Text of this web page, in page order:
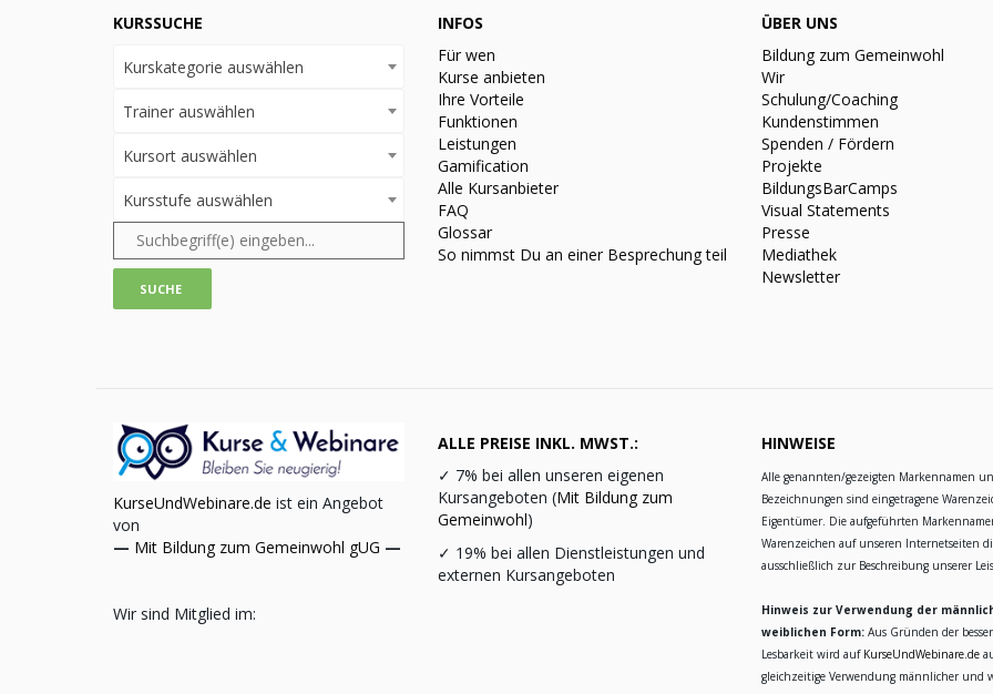
KURSSUCHE
Kurskategorie auswählen
Trainer auswählen
Kursort auswählen
Kursstufe auswählen
INFOS
Für wen
Kurse anbieten
Ihre Vorteile
Funktionen
Leistungen
Gamification
Alle Kursanbieter
FAQ
Glossar
So nimmst Du an einer Besprechung teil
ÜBER UNS
Bildung zum Gemeinwohl
Wir
Schulung/Coaching
Kundenstimmen
Spenden / Fördern
Projekte
BildungsBarCamps
Visual Statements
Presse
Mediathek
Newsletter
KurseUndWebinare.de ist ein Angebot
von
— Mit Bildung zum Gemeinwohl gUG —
Wir sind Mitglied im:
ALLE PREISE INKL. MWST.:
✓ 7% bei allen unseren eigenen
Kursangeboten (Mit Bildung zum
Gemeinwohl)
✓ 19% bei allen Dienstleistungen und
externen Kursangeboten
HINWEISE
Alle genannten/gezeigten Markennamen
Bezeichnungen sind eingetragene
Eigentümer. Die aufgeführten
Warenzeichen auf unseren Internetseiten
ausschließlich zur Beschreibung unserer
Hinweis zur Verwendung der
weiblichen Form: Aus Gründen der
Lesbarkeit wird auf KurseUndWebinare.de
gleichzeitige Verwendung männlicher und